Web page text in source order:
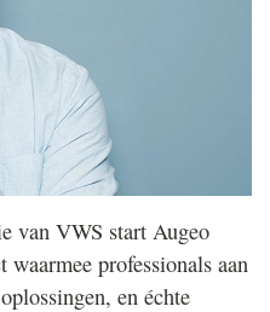
van VWS start Augeo
professionals aan
en échte